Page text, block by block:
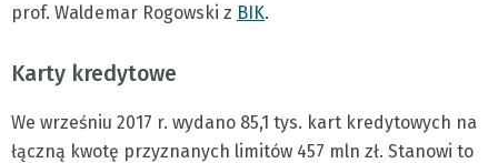
prof. Waldemar Rogowski z BIK.
Karty kredytowe
We wrześniu 2017 r. wydano 85,1 tys. kart kredytowych na
łączną kwotę przyznanych limitów 457 mln zł. Stanowi to